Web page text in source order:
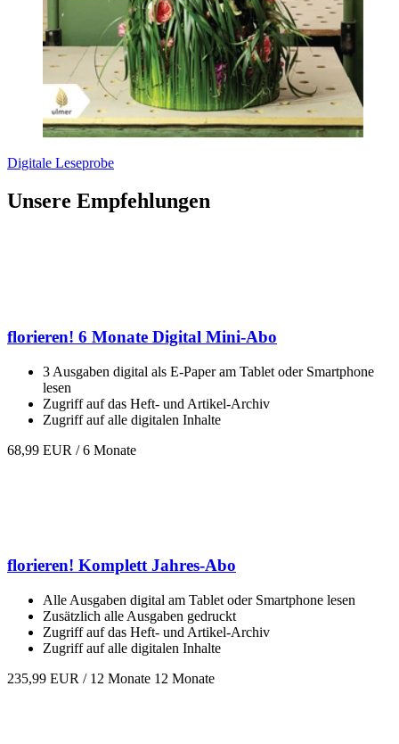
Digitale Leseprobe
Unsere Empfehlungen
florieren! 6 Monate Digital Mini-Abo
3 Ausgaben digital als E-Paper am Tablet oder Smartphone
lesen
Zugriff auf das Heft- und Artikel-Archiv
Zugriff auf alle digitalen Inhalte
68,99 EUR / 6 Monate
florieren! Komplett Jahres-Abo
Alle Ausgaben digital am Tablet oder Smartphone lesen
Zusätzlich alle Ausgaben gedruckt
Zugriff auf das Heft- und Artikel-Archiv
Zugriff auf alle digitalen Inhalte
235,99 EUR / 12 Monate 12 Monate